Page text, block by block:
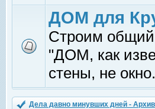
ДОМ для
Строим
"ДОМ, как
стены, не
Дела давно минувших дней - Архив